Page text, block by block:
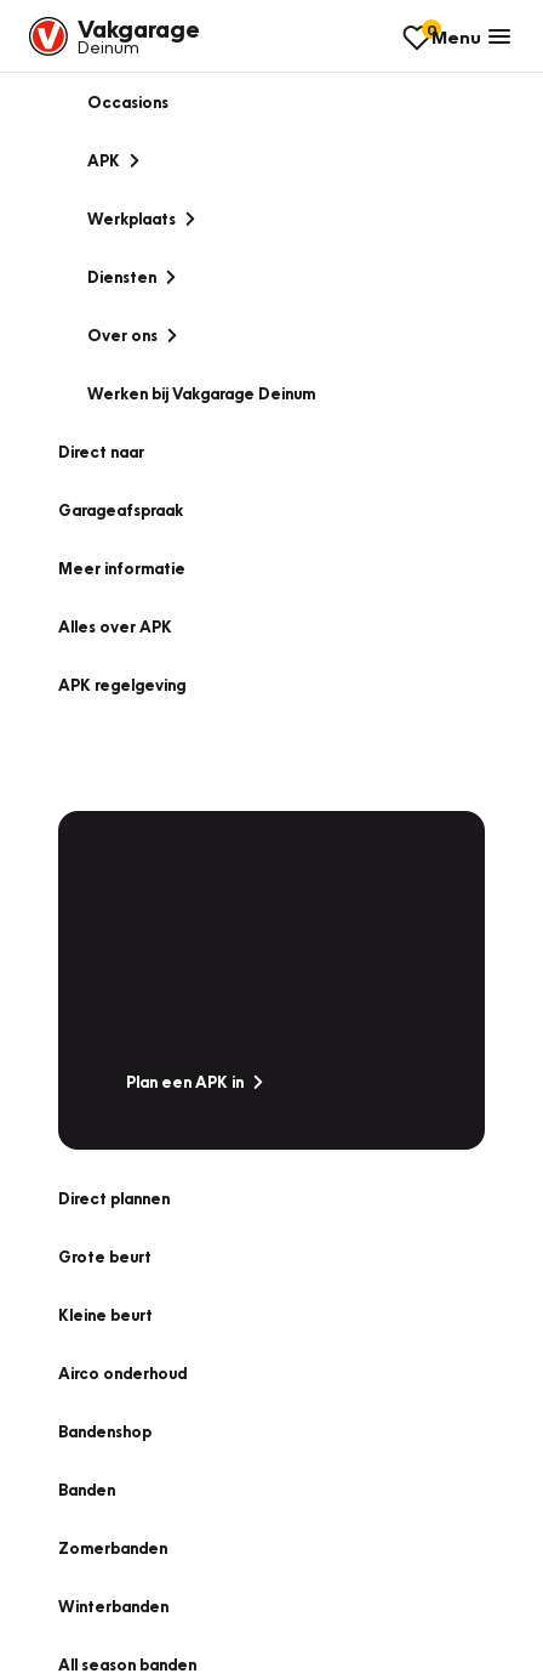
Vakgarage
Deinum
0Menu
Occasions
APK
Werkplaats
Diensten
Over ons
Werken bij Vakgarage Deinum
Direct naar
Garageafspraak
Meer informatie
Alles over APK
APK regelgeving
Plan een APK in
Direct plannen
Grote beurt
Kleine beurt
Airco onderhoud
Bandenshop
Banden
Zomerbanden
Winterbanden
All season banden